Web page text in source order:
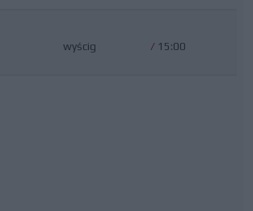
wyścig / 15:00